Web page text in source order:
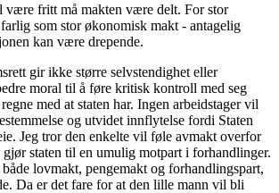
være fritt må makten være delt. For stor
som stor økonomisk makt - antagelig
kan være drepende.
gir ikke større selvstendighet eller
moral til å føre kritisk kontroll med seg
med at staten har. Ingen arbeidstager vil
og utvidet innflytelse fordi Staten
Jeg tror den enkelte vil føle avmakt overfor
gjør staten til en umulig motpart i forhandlinger.
lovmakt, pengemakt og forhandlingspart,
Da er det fare for at den lille mann vil bli